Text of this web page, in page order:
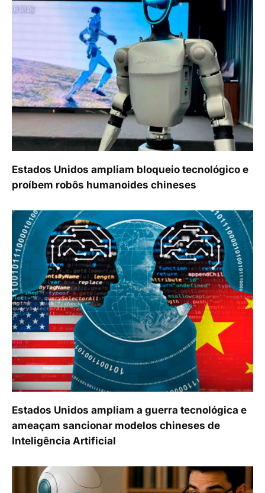
Estados Unidos ampliam bloqueio tecnológico e
proíbem robôs humanoides chineses
Estados Unidos ampliam a guerra tecnológica e
ameaçam sancionar modelos chineses de
Inteligência Artificial